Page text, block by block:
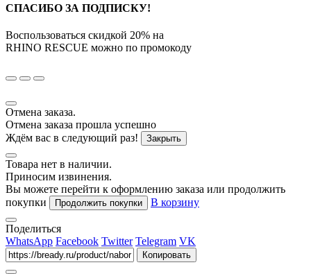
СПАСИБО ЗА ПОДПИСКУ!
Воспользоваться скидкой 20% на
RHINO RESCUE можно по промокоду
Отмена заказа.
Отмена заказа прошла успешно
Ждём вас в следующий раз!
Закрыть
Товара нет в наличии.
Приносим извинения.
Вы можете перейти к оформлению заказа или продолжить
покупки
Продолжить покупки В корзину
Поделиться
WhatsApp Facebook Twitter Telegram VK
Копировать